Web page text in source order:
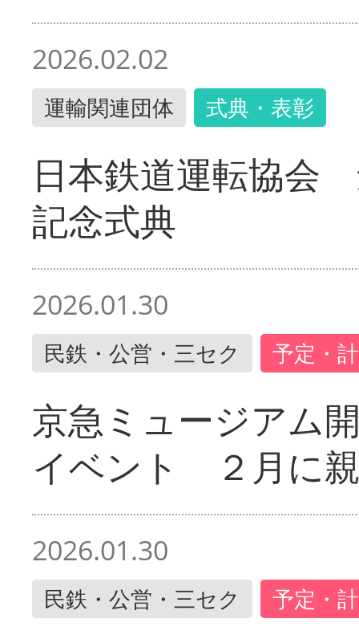
2026.02.02
運輸関連団体 式典・表彰
日本鉄道運転協会
記念式典
2026.01.30
民鉄・公営・三セク 予定・
京急ミュージアム
イベント ２月に
2026.01.30
民鉄・公営・三セク 予定・